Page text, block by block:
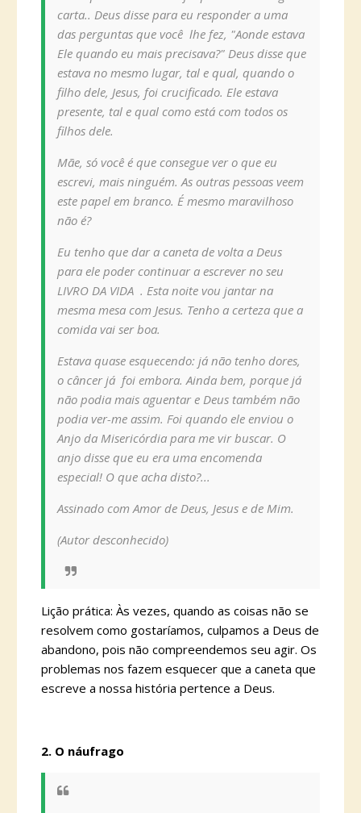
carta.. Deus disse para eu responder a uma
das perguntas que você lhe fez, "Aonde estava
Ele quando eu mais precisava?" Deus disse que
estava no mesmo lugar, tal e qual, quando o
filho dele, Jesus, foi crucificado. Ele estava
presente, tal e qual como está com todos os
filhos dele.
Mãe, só você é que consegue ver o que eu
escrevi, mais ninguém. As outras pessoas veem
este papel em branco. É mesmo maravilhoso
não é?
Eu tenho que dar a caneta de volta a Deus
para ele poder continuar a escrever no seu
LIVRO DA VIDA . Esta noite vou jantar na
mesma mesa com Jesus. Tenho a certeza que a
comida vai ser boa.
Estava quase esquecendo: já não tenho dores,
o câncer já foi embora. Ainda bem, porque já
não podia mais aguentar e Deus também não
podia ver-me assim. Foi quando ele enviou o
Anjo da Misericórdia para me vir buscar. O
anjo disse que eu era uma encomenda
especial! O que acha disto?...
Assinado com Amor de Deus, Jesus e de Mim.
(Autor desconhecido)
Lição prática: Às vezes, quando as coisas não se
resolvem como gostaríamos, culpamos a Deus de
abandono, pois não compreendemos seu agir. Os
problemas nos fazem esquecer que a caneta que
escreve a nossa história pertence a Deus.
2. O náufrago